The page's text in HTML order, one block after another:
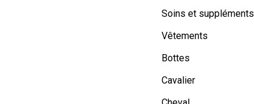
Soins et suppléments
Vêtements
Bottes
Cavalier